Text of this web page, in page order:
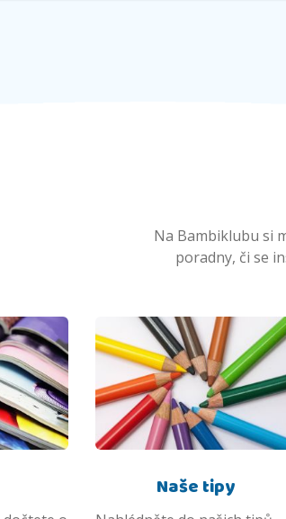
Na Bambiklubu si
poradny, či se
Naše tipy